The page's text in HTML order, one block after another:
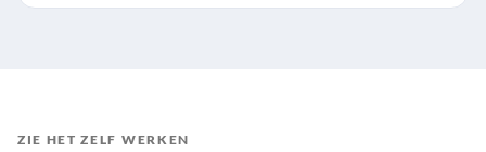
ZIE HET ZELF WERKEN